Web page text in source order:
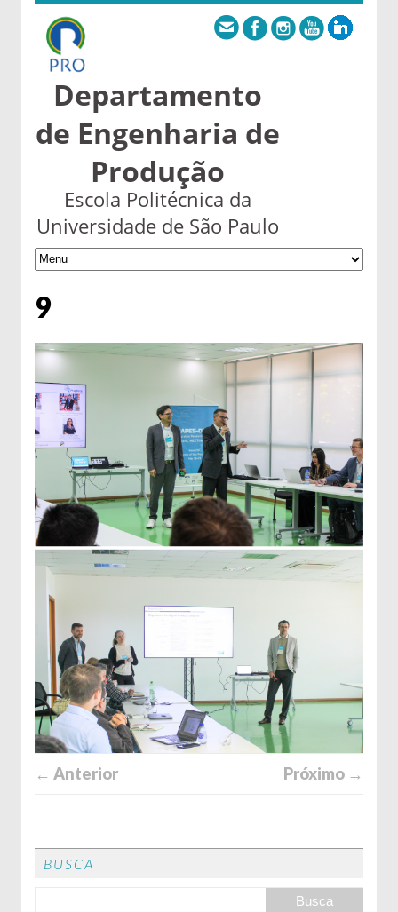
Departamento
de Engenharia de
Produção
Escola Politécnica da
Universidade de São Paulo
9
← Anterior Próximo →
BUSCA